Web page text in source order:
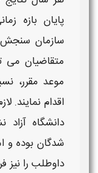
پایان بازه
سازمان سنجش
متقاضیان می
موعد مقرر،
اقدام نمایند.
دانشگاه آزاد
شدگان بوده و
داوطلب را نیز